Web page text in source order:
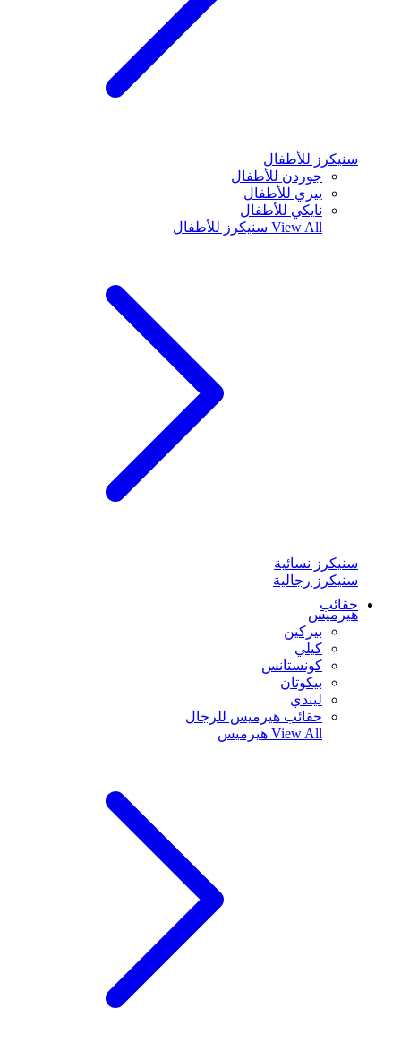
سنيكرز للأطفال
جوردن للأطفال
ييزي للأطفال
نايكي للأطفال
View All سنيكرز للأطفال
سنيكرز نسائية
سنيكرز رجالية
حقائب
هيرميس
بيركين
كيلي
كونستانس
بيكوتان
ليندي
حقائب هيرميس للرجال
View All هيرميس